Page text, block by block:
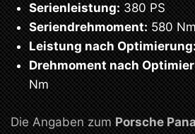
Serienleistung: 380 PS
Seriendrehmoment: 580 Nm
Leistung nach
Drehmoment nach
Nm
Die Angaben zum Porsche